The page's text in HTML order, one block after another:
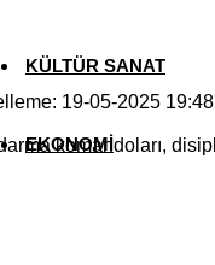
KÜLTÜR SANAT
EKONOMİ
19-05-2025 19:48